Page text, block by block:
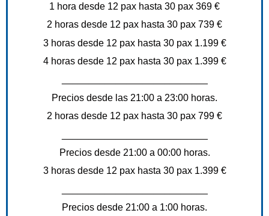
1 hora desde 12 pax hasta 30 pax 369 €
2 horas desde 12 pax hasta 30 pax 739 €
3 horas desde 12 pax hasta 30 pax 1.199 €
4 horas desde 12 pax hasta 30 pax 1.399 €
Precios desde las 21:00 a 23:00 horas.
2 horas desde 12 pax hasta 30 pax 799 €
Precios desde 21:00 a 00:00 horas.
3 horas desde 12 pax hasta 30 pax 1.399 €
Precios desde 21:00 a 1:00 horas.